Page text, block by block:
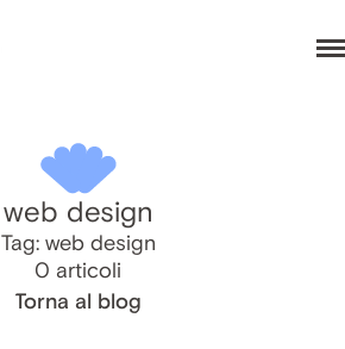
web design
Tag: web design
0 articoli
Torna al blog